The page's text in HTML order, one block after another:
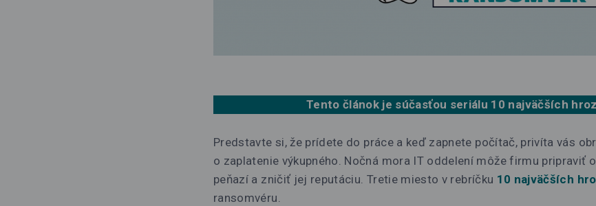
Tento článok je súčasťou seriálu 10 najväčších
Predstavte si, že prídete do práce a keď zapnete počítač, privíta vás
o zaplatenie výkupného. Nočná mora IT oddelení môže firmu pripraviť
peňazí a zničiť jej reputáciu. Tretie miesto v rebríčku 10 najväčších
ransomvéru.